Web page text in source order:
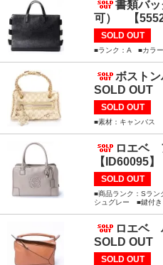
書類バ
可） 【
SOLD OUT
■ランク：A ■カラー
ボスト
SOLD OUT
SOLD OUT
■素材：キャンバス
ロエベ
【ID60095
SOLD OUT
■商品ランク：Sラ
シュグレー ■鍵付き
ロエベ
SOLD OUT
SOLD OUT